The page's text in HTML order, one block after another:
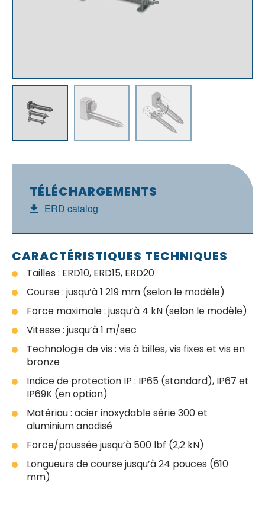
TÉLÉCHARGEMENTS
ERD catalog
CARACTÉRISTIQUES TECHNIQUES
Tailles : ERD10, ERD15, ERD20
Course : jusqu’à 1 219 mm (selon le modèle)
Force maximale : jusqu’à 4 kN (selon le modèle)
Vitesse : jusqu’à 1 m/sec
Technologie de vis : vis à billes, vis fixes et vis en
bronze
Indice de protection IP : IP65 (standard), IP67 et
IP69K (en option)
Matériau : acier inoxydable série 300 et
aluminium anodisé
Force/poussée jusqu’à 500 lbf (2,2 kN)
Longueurs de course jusqu’à 24 pouces (610
mm)